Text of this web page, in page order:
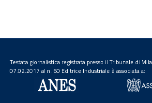
Testata giornalistica registrata presso il Tribunale di
07.02.2017 al n. 60 Editrice Industriale è associata a: